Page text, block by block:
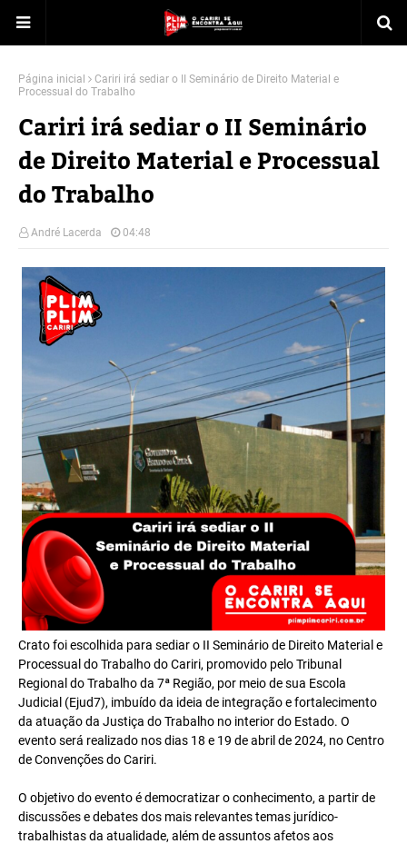
Página inicial
Cariri irá sediar o II Seminário de Direito Material e
Processual do Trabalho
Cariri irá sediar o II Seminário
de Direito Material e Processual
do Trabalho
André Lacerda 04:48
Crato foi escolhida para sediar o II Seminário de Direito Material e
Processual do Trabalho do Cariri, promovido pelo Tribunal
Regional do Trabalho da 7ª Região, por meio de sua Escola
Judicial (Ejud7), imbuído da ideia de integração e fortalecimento
da atuação da Justiça do Trabalho no interior do Estado. O
evento será realizado nos dias 18 e 19 de abril de 2024, no Centro
de Convenções do Cariri.
O objetivo do evento é democratizar o conhecimento, a partir de
discussões e debates dos mais relevantes temas jurídico-
trabalhistas da atualidade, além de assuntos afetos aos